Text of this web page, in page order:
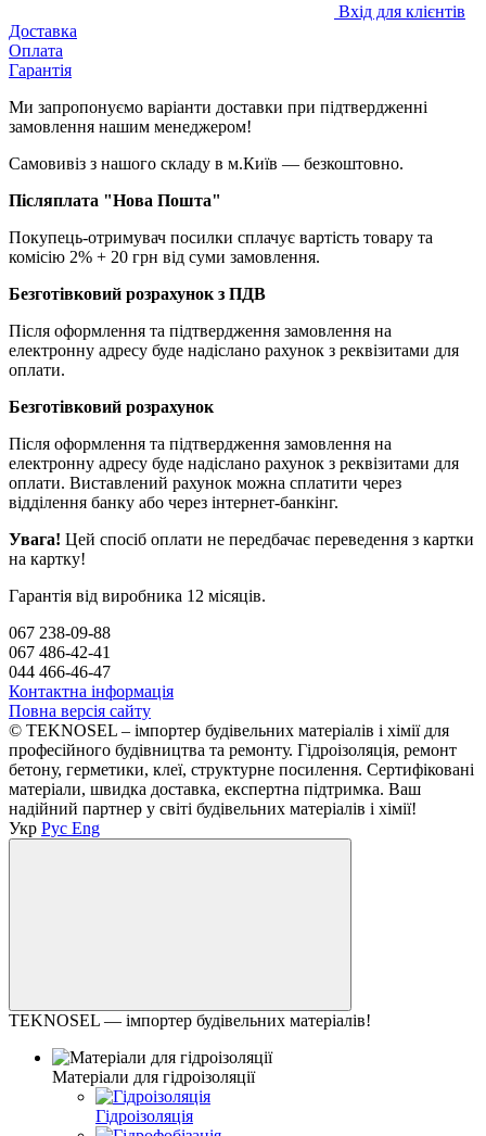
Вхід для клієнтів
Доставка
Оплата
Гарантія
Ми запропонуємо варіанти доставки при підтвердженні
замовлення нашим менеджером!
Самовивіз з нашого складу в м.Київ — безкоштовно.
Післяплата "Нова Пошта"
Покупець-отримувач посилки сплачує вартість товару та
комісію 2% + 20 грн від суми замовлення.
Безготівковий розрахунок з ПДВ
Після оформлення та підтвердження замовлення на
електронну адресу буде надіслано рахунок з реквізитами для
оплати.
Безготівковий розрахунок
Після оформлення та підтвердження замовлення на
електронну адресу буде надіслано рахунок з реквізитами для
оплати. Виставлений рахунок можна сплатити через
відділення банку або через інтернет-банкінг.
Увага! Цей спосіб оплати не передбачає переведення з картки
на картку!
Гарантія від виробника 12 місяців.
067 238-09-88
067 486-42-41
044 466-46-47
Контактна інформація
Повна версія сайту
© TEKNOSEL – імпортер будівельних матеріалів і хімії для
професійного будівництва та ремонту. Гідроізоляція, ремонт
бетону, герметики, клеї, структурне посилення. Сертифіковані
матеріали, швидка доставка, експертна підтримка. Ваш
надійний партнер у світі будівельних матеріалів і хімії!
Укр Рус Eng
TEKNOSEL — імпортер будівельних матеріалів!
Матеріали для гідроізоляції
Гідроізоляція